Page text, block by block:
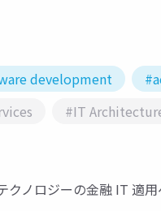
development
#IT
ノロジーの金融 IT 適